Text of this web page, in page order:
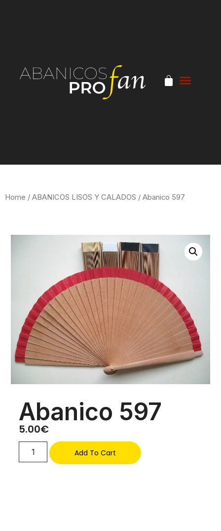
Home / ABANICOS LISOS Y CALADOS / Abanico 597
Abanico 597
5.00€
Add To Cart